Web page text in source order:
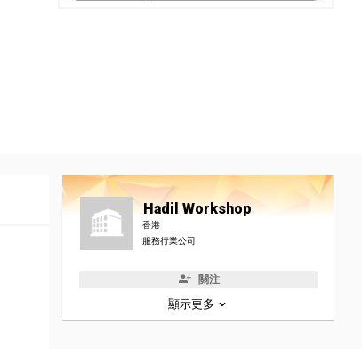
Hadil Workshop
香港
服務行業公司
關注
顯示更多